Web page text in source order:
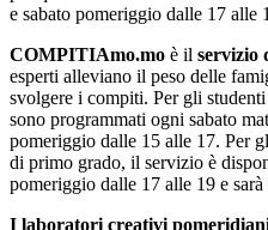
e sabato pomeriggio dalle 17 alle
COMPITIAmo.mo è il servizio
esperti alleviano il peso delle
svolgere i compiti. Per gli
sono programmati ogni sabato
pomeriggio dalle 15 alle 17. Per
di primo grado, il servizio è
pomeriggio dalle 17 alle 19 e
I laboratori creativi